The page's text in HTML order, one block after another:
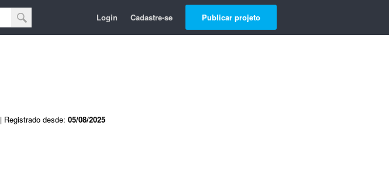
Login Cadastre-se Publicar projeto
| Registrado desde: 05/08/2025